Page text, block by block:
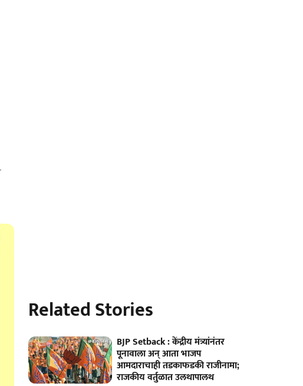
Related Stories
BJP Setback : केंद्रीय मंत्र्यांनंतर
पूनावाला अन् आता भाजप
आमदाराचाही तडकाफडकी राजीनामा;
राजकीय वर्तुळात उलथापालथ